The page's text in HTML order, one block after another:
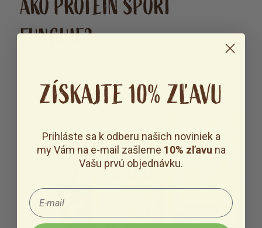
AKO PROTEÍN ŠPORT
FUNGUJE?
ZÍSKAJTE 10% ZĽAVU
Prihláste sa k odberu našich noviniek a
my Vám na e-mail zašleme 10% zľavu na
Vašu prvú objednávku.